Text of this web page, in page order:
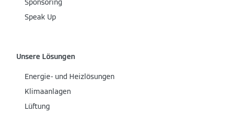
Sponsoring
Speak Up
Unsere Lösungen
Energie- und Heizlösungen
Klimaanlagen
Lüftung